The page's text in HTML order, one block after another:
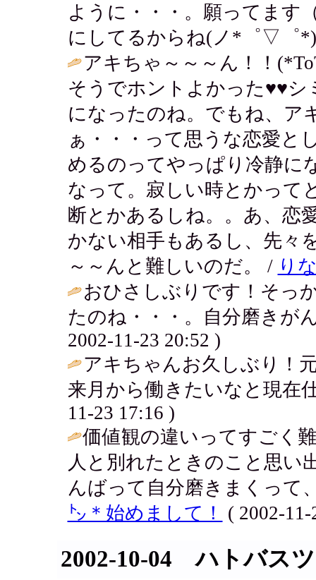
ように・・・。願ってます
にしてるからね(ノ*゜▽゜
アキちゃ～～～ん！！
そうでホントよかった♥♥
になったのね。でもね、ア
ぁ・・・って思うな恋愛と
めるのってやっぱり冷静に
なって。寂しい時とかって
断とかあるしね。。あ、恋
かない相手もあるし、先々
～～んと難しいのだ。 / り
おひさしぶりです！そっ
たのね・・・。自分磨きが
2002-11-23 20:52 )
アキちゃんお久しぶり！
来月から働きたいなと現在
11-23 17:16 )
価値観の違いってすごく
人と別れたときのこと思い
んばって自分磨きまくって
㌧＊始めまして！
( 2002-
2002-10-04 ハトバス